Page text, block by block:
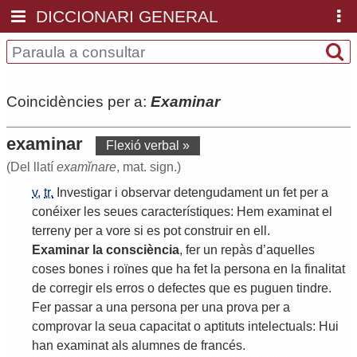
DICCIONARI GENERAL
Coincidències per a: Examinar
examinar
Flexió verbal »
(Del llatí examĭnare, mat. sign.)
v. tr. Investigar i observar detengudament un fet per a
conéixer les seues característiques: Hem examinat el
terreny per a vore si es pot construir en ell .
Examinar la consciència, fer un repàs d’aquelles
coses bones i roïnes que ha fet la persona en la finalitat
de corregir els erros o defectes que es puguen tindre.
Fer passar a una persona per una prova per a
comprovar la seua capacitat o aptituts intelectuals: Hui
han examinat als alumnes de francés.